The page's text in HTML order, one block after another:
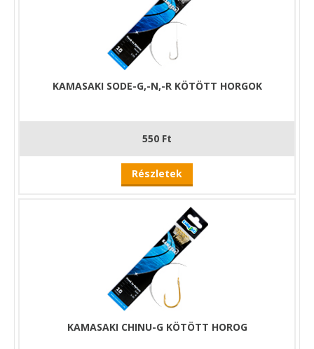
KAMASAKI SODE-G,-N,-R KÖTÖTT HORGOK
550 Ft
Részletek
KAMASAKI CHINU-G KÖTÖTT HOROG